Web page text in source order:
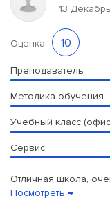
13
Оценка - 10
Преподаватель
Методика обучения
Учебный класс
Сервис
Отличная школа,
Посмотреть →